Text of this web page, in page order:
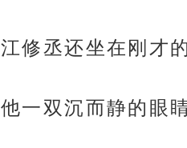
江修丞还坐在刚才
他一双沉而静的眼